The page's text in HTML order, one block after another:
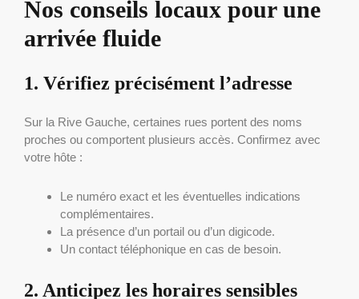
Nos conseils locaux pour une
arrivée fluide
1. Vérifiez précisément l’adresse
Sur la Rive Gauche, certaines rues portent des noms
proches ou comportent plusieurs accès. Confirmez avec
votre hôte :
Le numéro exact et les éventuelles indications
complémentaires.
La présence d’un portail ou d’un digicode.
Un contact téléphonique en cas de besoin.
2. Anticipez les horaires sensibles